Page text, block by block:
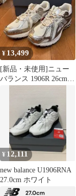
¥ 13,499
[新品・未使用]ニュー
バランス 1906R 26cm
¥ 12,111
new balance U1906RNA
27.0cm ホワイト